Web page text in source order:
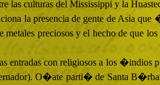
las culturas del Mississippi y la
la presencia de gente de Asia
preciosos y el hecho de que
entradas con religiosos a los
O�ate parti� de Santa